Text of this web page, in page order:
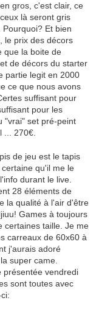
gros, c'est clair, ce
là seront gris
Et bien
le prix des décors
que la boite de
de décors du starter
partie legit en 2000
ce que nous avons
suffisant pour
pour les
"vrai" set pré-peint
... 270€.
de jeu est le tapis
qu'il me le
durant le live.
28 éléments de
la qualité à l'air d'être
Games à toujours
certaines taille. Je me
carreaux de 60x60 à
j'aurais adoré
super came.
présentée vendredi
sont toutes avec